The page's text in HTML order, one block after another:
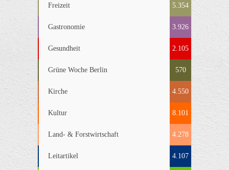
Freizeit 5.354
Gastronomie 3.926
Gesundheit 2.105
Grüne Woche Berlin 570
Kirche 4.550
Kultur 8.101
Land- & Forstwirtschaft 4.278
Leitartikel 4.107